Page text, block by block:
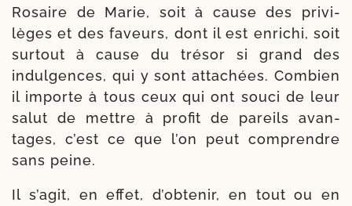
Rosaire de Marie, soit à cause des pri­vi­
lèges et des faveurs, dont il est enri­chi, soit
sur­tout à cause du tré­sor si grand des
indul­gences, qui y sont atta­chées. Combien
il importe à tous ceux qui ont sou­ci de leur
salut de mettre à pro­fit de pareils avan­
tages, c’est ce que l’on peut com­prendre
sans peine.
Il s’agit, en effet, d’obtenir, en tout ou en